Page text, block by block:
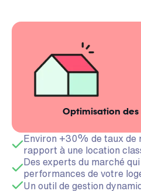
Optimisation des
Environ +30% de taux de
rapport à une location
Des experts du marché
performances de votre
Un outil de gestion